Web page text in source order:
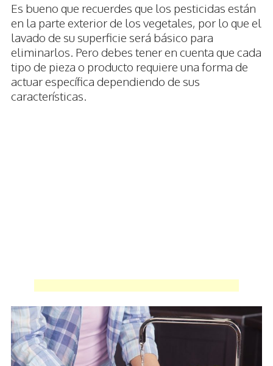
Es bueno que recuerdes que los pesticidas están
en la parte exterior de los vegetales, por lo que el
lavado de su superficie será básico para
eliminarlos. Pero debes tener en cuenta que cada
tipo de pieza o producto requiere una forma de
actuar específica dependiendo de sus
características.